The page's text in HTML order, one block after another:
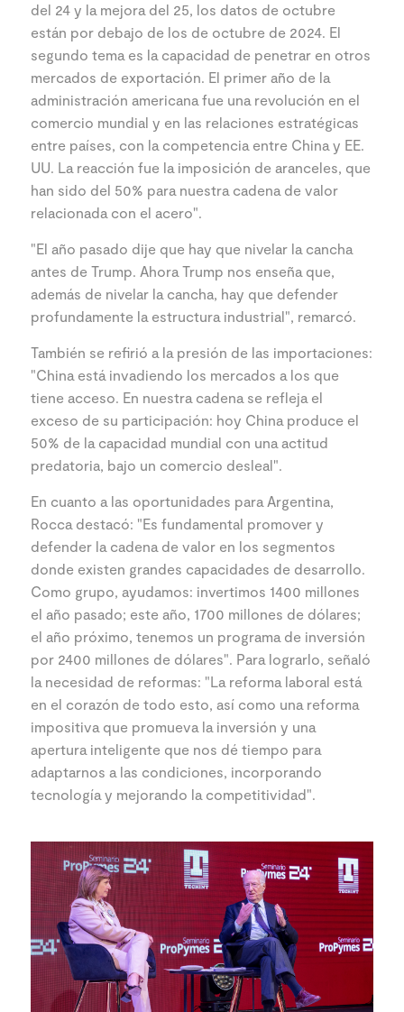
del 24 y la mejora del 25, los datos de octubre
están por debajo de los de octubre de 2024. El
segundo tema es la capacidad de penetrar en otros
mercados de exportación. El primer año de la
administración americana fue una revolución en el
comercio mundial y en las relaciones estratégicas
entre países, con la competencia entre China y EE.
UU. La reacción fue la imposición de aranceles, que
han sido del 50% para nuestra cadena de valor
relacionada con el acero".
"El año pasado dije que hay que nivelar la cancha
antes de Trump. Ahora Trump nos enseña que,
además de nivelar la cancha, hay que defender
profundamente la estructura industrial", remarcó.
También se refirió a la presión de las importaciones:
"China está invadiendo los mercados a los que
tiene acceso. En nuestra cadena se refleja el
exceso de su participación: hoy China produce el
50% de la capacidad mundial con una actitud
predatoria, bajo un comercio desleal".
En cuanto a las oportunidades para Argentina,
Rocca destacó: "Es fundamental promover y
defender la cadena de valor en los segmentos
donde existen grandes capacidades de desarrollo.
Como grupo, ayudamos: invertimos 1400 millones
el año pasado; este año, 1700 millones de dólares;
el año próximo, tenemos un programa de inversión
por 2400 millones de dólares". Para lograrlo, señaló
la necesidad de reformas: "La reforma laboral está
en el corazón de todo esto, así como una reforma
impositiva que promueva la inversión y una
apertura inteligente que nos dé tiempo para
adaptarnos a las condiciones, incorporando
tecnología y mejorando la competitividad".